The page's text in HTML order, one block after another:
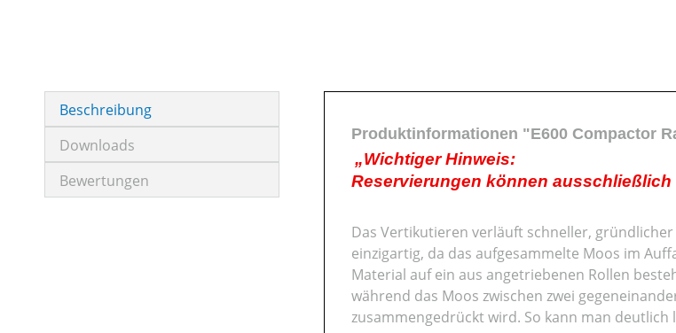
Beschreibung
Downloads
Bewertungen
Produktinformationen "E600 Compactor
„Wichtiger Hinweis:
Reservierungen können
Das Vertikutieren verläuft schneller,
einzigartig, da das aufgesammelte Moos im
Material auf ein aus angetriebenen Rollen
während das Moos zwischen zwei
zusammengedrückt wird. So kann man